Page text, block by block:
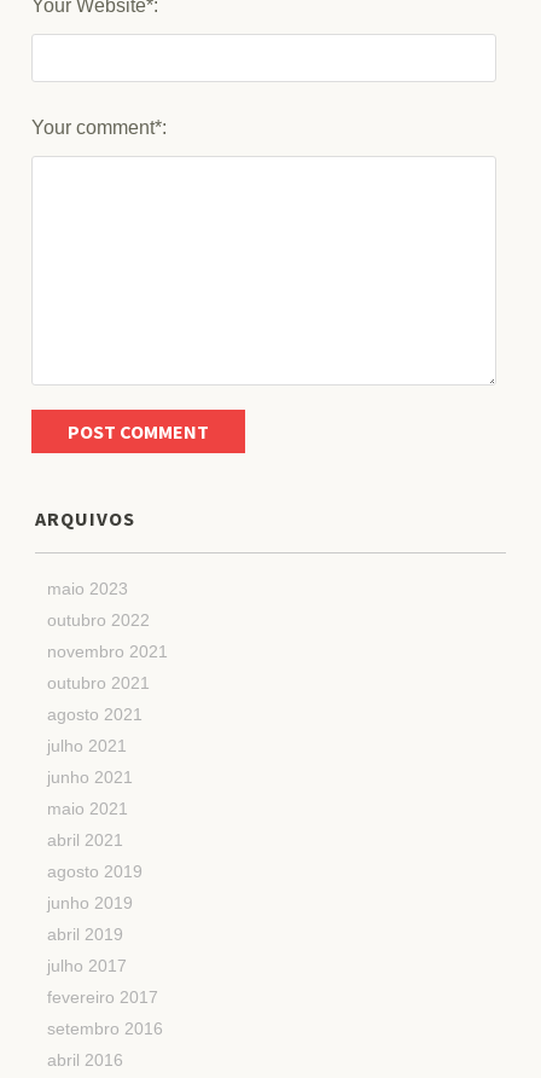
Your Website*:
Your comment*:
ARQUIVOS
maio 2023
outubro 2022
novembro 2021
outubro 2021
agosto 2021
julho 2021
junho 2021
maio 2021
abril 2021
agosto 2019
junho 2019
abril 2019
julho 2017
fevereiro 2017
setembro 2016
abril 2016